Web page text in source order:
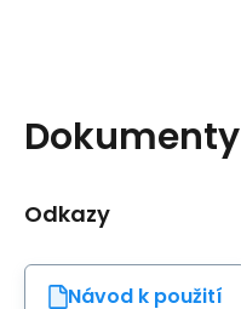
Dokumenty
Odkazy
Návod k použití